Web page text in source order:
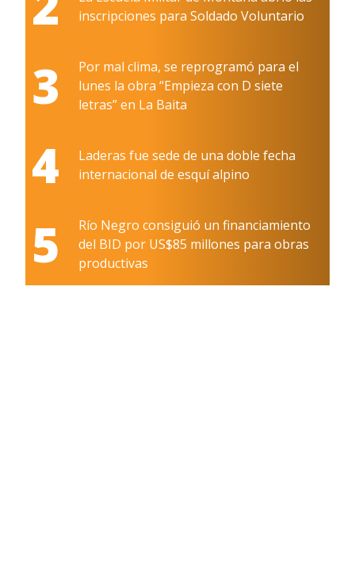
inscripciones para Soldado Voluntario
3
Por mal clima, se reprogramó para el
lunes la obra “Empieza con D siete
letras” en La Baita
4
Laderas fue sede de una doble fecha
internacional de esquí alpino
5
Río Negro consiguió un financiamiento
del BID por US$85 millones para obras
productivas